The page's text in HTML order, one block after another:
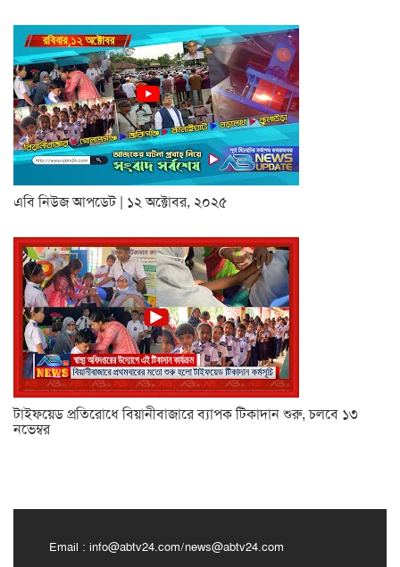
এবি নিউজ আপডেট | ১২ অক্টোবর, ২০২৫
টাইফয়েড প্রতিরোধে বিয়ানীবাজারে ব্যাপক টিকাদান শুরু, চলবে ১৩
নভেম্বর
Email : info@abtv24.com/news@abtv24.com